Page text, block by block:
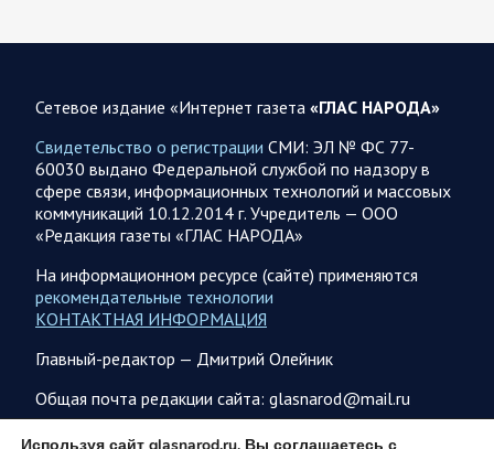
Олег Царев сообщает: Мониторинг противника насчитал
якобы «сбиты/подавлены» – 135. В Киеве…
08.08.2026 10:05
Спецоперация
Фронтовая сводка Олега Царева 8 августа 2026 года
397 украинских БПЛА сбито ПВО ночью над 15 субъектами
РФ: Беспилотники сбивали над территориями
Белгородской, Брянской, Воронежской, Курской, Липецкой,
Орловской,…
08.08.2026 09:45
Саратовская область
Сетевое издание «Интернет газета «ГЛАС НАРОДА»
Свидетельство о регистрации СМИ: ЭЛ № ФС 77-
60030 выдано Федеральной службой по надзору в
сфере связи, информационных технологий и массовых
коммуникаций 10.12.2014 г. Учредитель — ООО
«Редакция газеты «ГЛАС НАРОДА»
На информационном ресурсе (сайте) применяются
рекомендательные технологии
КОНТАКТНАЯ ИНФОРМАЦИЯ
Главный-редактор — Дмитрий Олейник
Общая почта редакции сайта: glasnarod@mail.ru
ПОДПИСКА